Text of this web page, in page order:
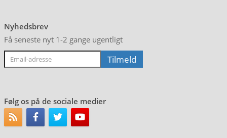
Nyhedsbrev
Få seneste nyt 1-2 gange ugentligt
Følg os på de sociale medier